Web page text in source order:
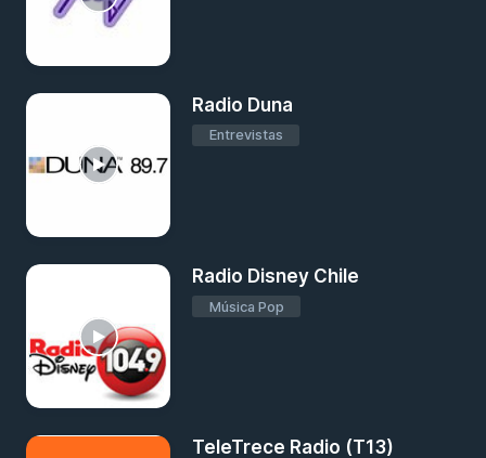
Radio Duna
Entrevistas
Radio Disney Chile
Música Pop
TeleTrece Radio (T13)